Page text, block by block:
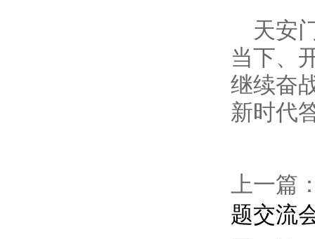
天安
当下、
继续奋
新时代
上一篇
题交流